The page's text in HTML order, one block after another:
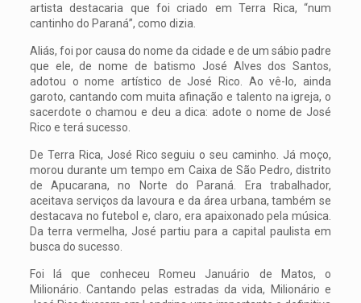
artista destacaria que foi criado em Terra Rica, “num
cantinho do Paraná”, como dizia.
Aliás, foi por causa do nome da cidade e de um sábio padre
que ele, de nome de batismo José Alves dos Santos,
adotou o nome artístico de José Rico. Ao vê-lo, ainda
garoto, cantando com muita afinação e talento na igreja, o
sacerdote o chamou e deu a dica: adote o nome de José
Rico e terá sucesso.
De Terra Rica, José Rico seguiu o seu caminho. Já moço,
morou durante um tempo em Caixa de São Pedro, distrito
de Apucarana, no Norte do Paraná. Era trabalhador,
aceitava serviços da lavoura e da área urbana, também se
destacava no futebol e, claro, era apaixonado pela música.
Da terra vermelha, José partiu para a capital paulista em
busca do sucesso.
Foi lá que conheceu Romeu Januário de Matos, o
Milionário. Cantando pelas estradas da vida, Milionário e